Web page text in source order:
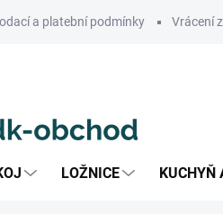
a platební podmínky Vrácení
LOŽNICE KUCHYŇ